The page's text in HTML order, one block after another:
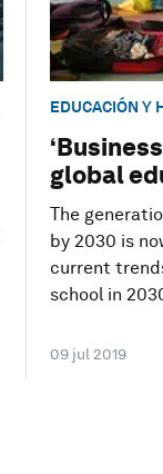
EDUCACIÓN Y
global
The
by 2030 is
current
school in
09 jul 2019